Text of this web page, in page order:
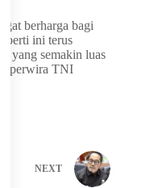
berharga bagi
ini terus
yang semakin luas
perwira TNI
NEXT